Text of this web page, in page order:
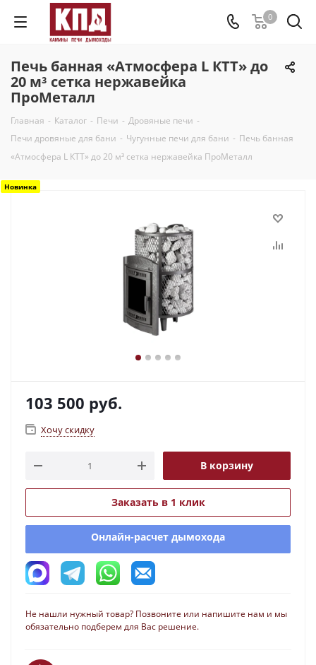
0
Печь банная «Атмосфера L КТТ» до
20 м³ сетка нержавейка
ПроМеталл
Главная - Каталог - Печи - Дровяные печи -
Печи дровяные для бани - Чугунные печи для бани - Печь банная
«Атмосфера L КТТ» до 20 м³ сетка нержавейка ПроМеталл
Новинка
103 500 руб.
Хочу скидку
В корзину
Заказать в 1 клик
Онлайн-расчет дымохода
Не нашли нужный товар? Позвоните или напишите нам и мы
обязательно подберем для Вас решение.